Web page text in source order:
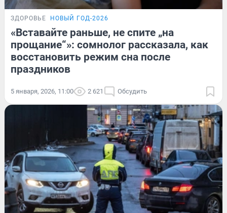
ЗДОРОВЬЕ НОВЫЙ ГОД-2026
«Вставайте раньше, не спите „на
прощание“»: сомнолог рассказала, как
восстановить режим сна после
праздников
5 января, 2026, 11:00 2 621 Обсудить